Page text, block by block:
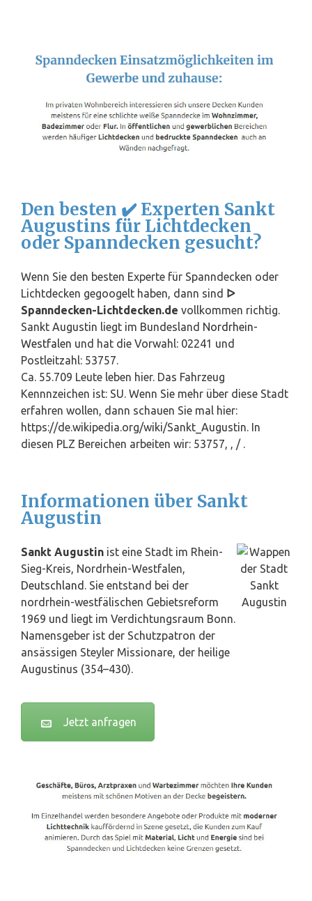
Den besten ✔️ Experten Sankt
Augustins für Lichtdecken
oder Spanndecken gesucht?
Wenn Sie den besten Experte für Spanndecken oder
Lichtdecken gegoogelt haben, dann sind ᐅ
Spanndecken-Lichtdecken.de vollkommen richtig.
Sankt Augustin liegt im Bundesland Nordrhein-
Westfalen und hat die Vorwahl: 02241 und
Postleitzahl: 53757.
Ca. 55.709 Leute leben hier. Das Fahrzeug
Kennnzeichen ist: SU. Wenn Sie mehr über diese Stadt
erfahren wollen, dann schauen Sie mal hier:
https://de.wikipedia.org/wiki/Sankt_Augustin. In
diesen PLZ Bereichen arbeiten wir: 53757, , / .
Informationen über Sankt
Augustin
Sankt Augustin ist eine Stadt im Rhein-
Sieg-Kreis, Nordrhein-Westfalen,
Deutschland . Sie entstand bei der
nordrhein-westfälischen Gebietsreform
1969 und liegt im Verdichtungsraum Bonn.
Namensgeber ist der Schutzpatron der
ansässigen Steyler Missionare, der heilige
Augustinus (354–430).
Jetzt anfragen